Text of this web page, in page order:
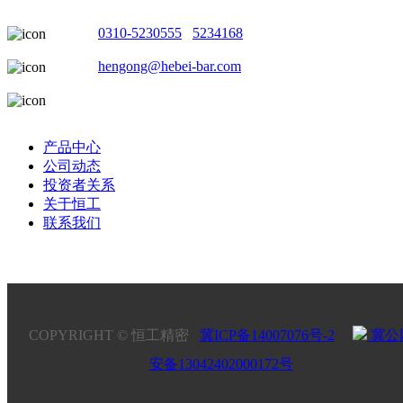
0310-5230555 5234168
hengong@hebei-bar.com
产品中心
公司动态
投资者关系
关于恒工
联系我们
COPYRIGHT © 恒工精密 冀ICP备14007076号-2
冀公
安备13042402000172号